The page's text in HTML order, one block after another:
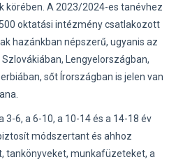
körében. A 2023/2024-es tanévhez
oktatási intézmény csatlakozott
hazánkban népszerű, ugyanis az
Lengyelországban,
sőt Írországban is jelen van
6, a 6-10, a 10-14 és a 14-18 év
módszertant és ahhoz
tankönyveket, munkafüzeteket, a